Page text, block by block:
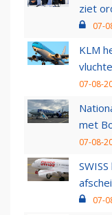
ziet
07-
KLM
07-08-
met
07-08-
07-